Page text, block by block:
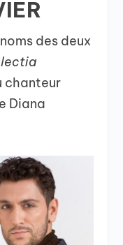
des deux
chanteur
Diana